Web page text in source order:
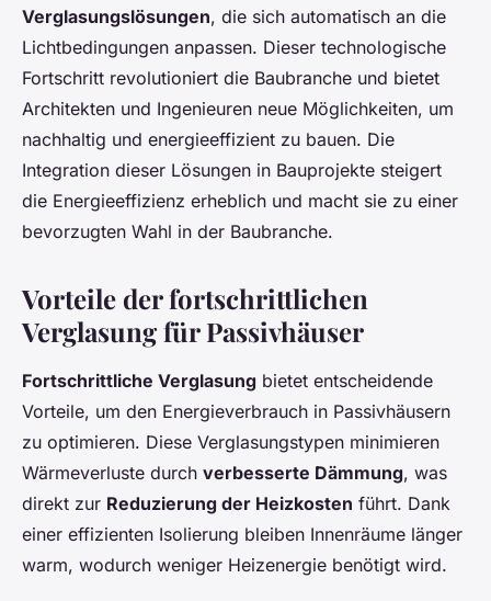
Verglasungslösungen, die sich automatisch an die
Lichtbedingungen anpassen. Dieser technologische
Fortschritt revolutioniert die Baubranche und bietet
Architekten und Ingenieuren neue Möglichkeiten, um
nachhaltig und energieeffizient zu bauen. Die
Integration dieser Lösungen in Bauprojekte steigert
die Energieeffizienz erheblich und macht sie zu einer
bevorzugten Wahl in der Baubranche.
Vorteile der fortschrittlichen
Verglasung für Passivhäuser
Fortschrittliche Verglasung bietet entscheidende
Vorteile, um den Energieverbrauch in Passivhäusern
zu optimieren. Diese Verglasungstypen minimieren
Wärmeverluste durch verbesserte Dämmung, was
direkt zur Reduzierung der Heizkosten führt. Dank
einer effizienten Isolierung bleiben Innenräume länger
warm, wodurch weniger Heizenergie benötigt wird.